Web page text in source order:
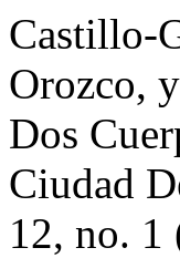
Castillo-
Orozco,
Dos
Ciudad
12, no. 1